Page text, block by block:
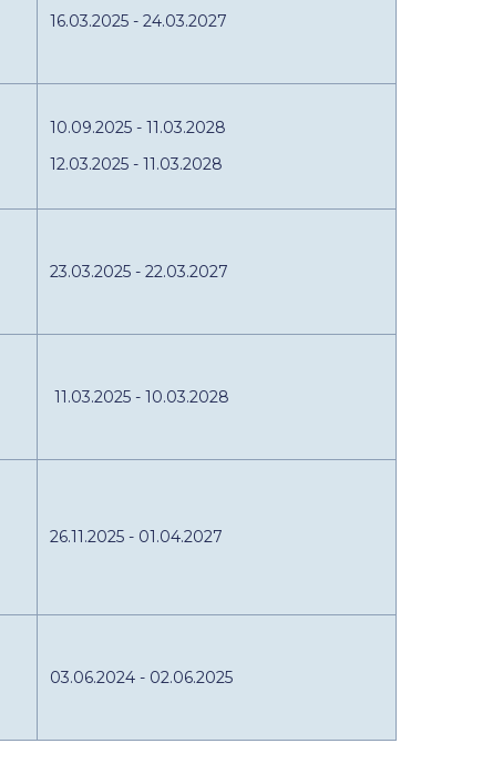
16.03.2025 - 24.03.2027
10.09.2025 - 11.03.2028
12.03.2025 - 11.03.2028
23.03.2025 - 22.03.2027
11.03.2025 - 10.03.2028
26.11.2025 - 01.04.2027
03.06.2024 - 02.06.2025